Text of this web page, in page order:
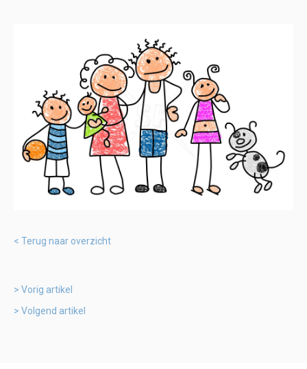
Terug naar overzicht
Vorig artikel
Volgend artikel